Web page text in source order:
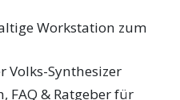
Workstation zum
Volks-Synthesizer
FAQ & Ratgeber für